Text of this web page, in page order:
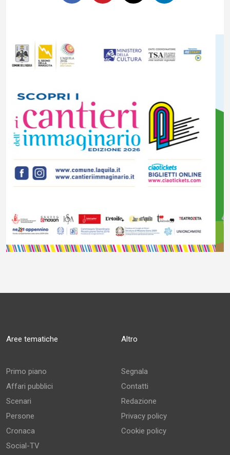
Aree tematiche
Primo piano
Affari pubblici
Scenari
Persone
Cronaca
Social-TV
Altro
Segnala
Contatti
Redazione
Privacy policy
Cookie policy